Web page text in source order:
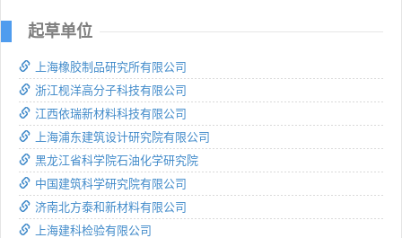
起草单位
上海橡胶制品研究所有限公司
浙江枧洋高分子科技有限公司
江西依瑞新材料科技有限公司
上海浦东建筑设计研究院有限公司
黑龙江省科学院石油化学研究院
中国建筑科学研究院有限公司
济南北方泰和新材料有限公司
上海建科检验有限公司